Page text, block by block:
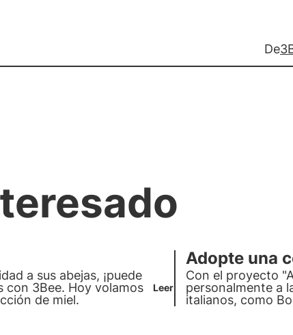
De
a sus abejas, ¡puede
con 3Bee. Hoy volamos
de miel.
Leer
Adopte una
Con el proyecto
personalmente a
italianos, como